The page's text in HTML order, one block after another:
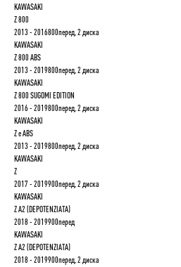
KAWASAKI
Z 800
2013 - 2016800перед, 2 диска
KAWASAKI
Z 800 ABS
2013 - 2019800перед, 2 диска
KAWASAKI
Z 800 SUGOMI EDITION
2016 - 2019800перед, 2 диска
KAWASAKI
Z e ABS
2013 - 2019800перед, 2 диска
KAWASAKI
Z
2017 - 2019900перед, 2 диска
KAWASAKI
Z A2 (DEPOTENZIATA)
2018 - 2019900перед
KAWASAKI
Z A2 (DEPOTENZIATA)
2018 - 2019900перед, 2 диска